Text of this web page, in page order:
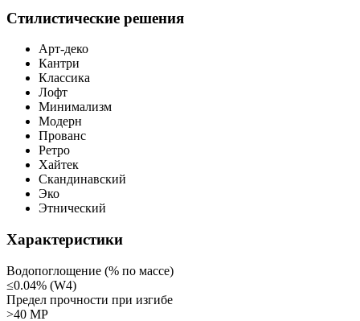
Стилистические решения
Арт-деко
Кантри
Классика
Лофт
Минимализм
Модерн
Прованс
Ретро
Хайтек
Скандинавский
Эко
Этнический
Характеристики
Водопоглощение (% по массе)
≤0.04% (W4)
Предел прочности при изгибе
>40 MP